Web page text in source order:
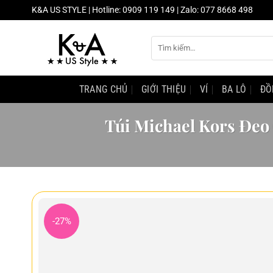
đến
K&A US STYLE | Hotline: 0909 119 149 | Zalo: 077 8668 498
kiếm:
TRANG CHỦ GIỚI THIỆU VÍ BA LÔ
Túi Michael Kors Đeo
-27%